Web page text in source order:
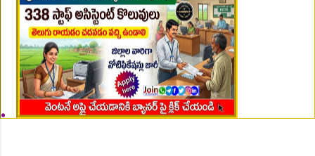
👆Online Applications Ends on 07-August-2026